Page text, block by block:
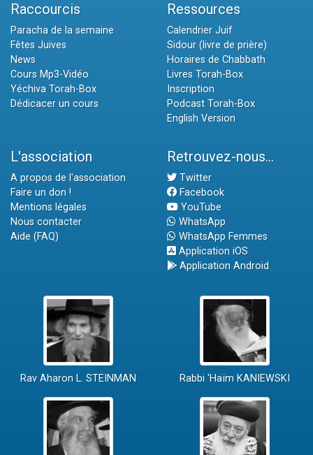
Raccourcis
Paracha de la semaine
Fêtes Juives
News
Cours Mp3-Vidéo
Yéchiva Torah-Box
Dédicacer un cours
Ressources
Calendrier Juif
Sidour (livre de prière)
Horaires de Chabbath
Livres Torah-Box
Inscription
Podcast Torah-Box
English Version
L'association
A propos de l'association
Faire un don !
Mentions légales
Nous contacter
Aide (FAQ)
Retrouvez-nous...
Twitter
Facebook
YouTube
WhatsApp
WhatsApp Femmes
Application iOS
Application Android
Rav Aharon L. STEINMAN Rabbi 'Haïm KANIEWSKI